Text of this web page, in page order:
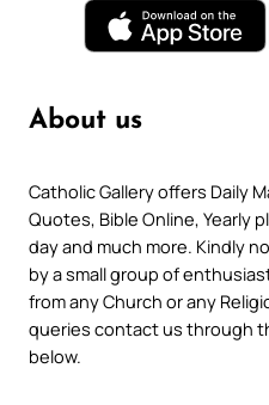
About us
Catholic Gallery offers Daily
Quotes, Bible Online, Yearly
day and much more. Kindly
by a small group of
from any Church or any
queries contact us through
below.